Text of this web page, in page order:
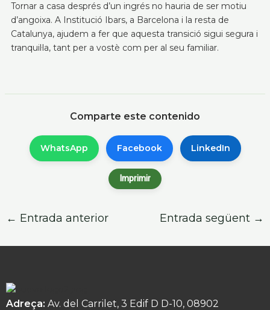
Tornar a casa després d’un ingrés no hauria de ser motiu
d’angoixa. A Institució Ibars, a Barcelona i la resta de
Catalunya, ajudem a fer que aquesta transició sigui segura i
tranquil·la, tant per a vostè com per al seu familiar.
Comparte este contenido
WhatsApp Facebook LinkedIn
Imprimir
← Entrada anterior Entrada següent →
Adreça: Av. del Carrilet, 3 Edif D D-10, 08902